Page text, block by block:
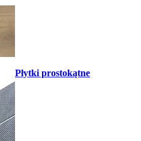
Płytki prostokątne